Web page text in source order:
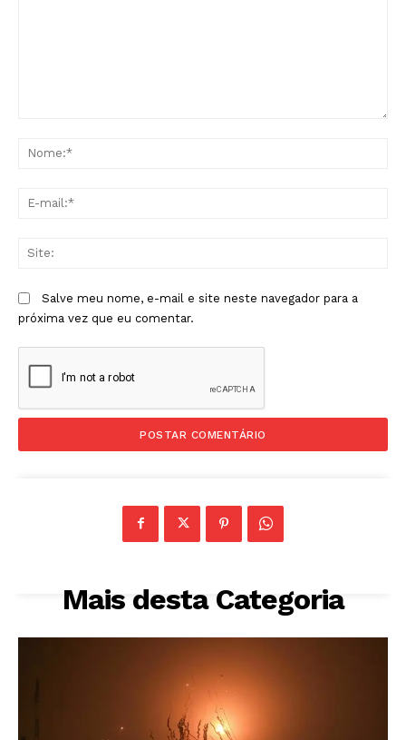
Salve meu nome, e-mail e site neste navegador para a
próxima vez que eu comentar.
Mais desta Categoria